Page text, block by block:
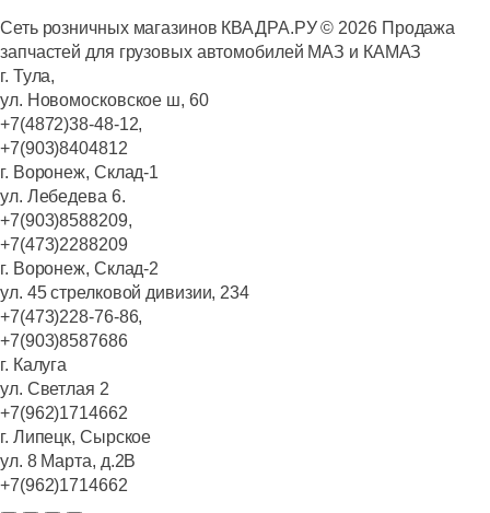
Сеть розничных магазинов КВАДРА.РУ © 2026Продажа
запчастей для грузовых автомобилей МАЗ и КАМАЗ
г. Тула,
ул. Новомосковское ш, 60
+7(4872)38-48-12,
+7(903)8404812
г. Воронеж, Склад-1
ул. Лебедева 6.
+7(903)8588209,
+7(473)2288209
г. Воронеж, Склад-2
ул. 45 стрелковой дивизии, 234
+7(473)228-76-86,
+7(903)8587686
г. Калуга
ул. Светлая 2
+7(962)1714662
г. Липецк, Сырское
ул. 8 Марта, д.2В
+7(962)1714662